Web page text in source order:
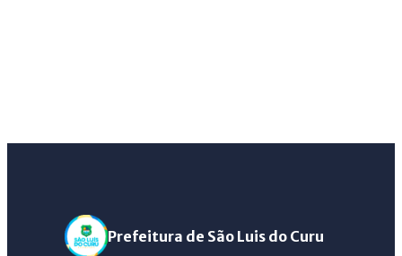
Prefeitura de São Luis do Curu